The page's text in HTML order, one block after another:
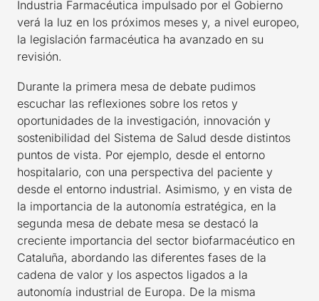
Industria Farmacéutica impulsado por el Gobierno
verá la luz en los próximos meses y, a nivel europeo,
la legislación farmacéutica ha avanzado en su
revisión.
Durante la primera mesa de debate pudimos
escuchar las reflexiones sobre los retos y
oportunidades de la investigación, innovación y
sostenibilidad del Sistema de Salud desde distintos
puntos de vista. Por ejemplo, desde el entorno
hospitalario, con una perspectiva del paciente y
desde el entorno industrial. Asimismo, y en vista de
la importancia de la autonomía estratégica, en la
segunda mesa de debate mesa se destacó la
creciente importancia del sector biofarmacéutico en
Cataluña, abordando las diferentes fases de la
cadena de valor y los aspectos ligados a la
autonomía industrial de Europa. De la misma